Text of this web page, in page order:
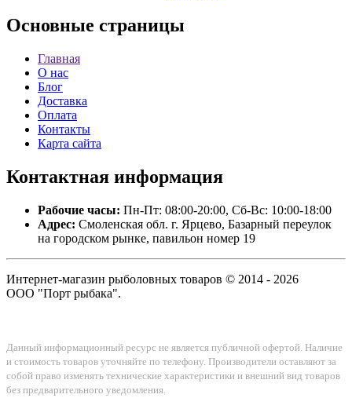
Основные страницы
Главная
О нас
Блог
Доставка
Оплата
Контакты
Карта сайта
Контактная информация
Рабочие часы: Пн-Пт: 08:00-20:00, Сб-Вс: 10:00-18:00
Адрес: Смоленская обл. г. Ярцево, Базарный переулок
на городском рынке, павильон номер 19
Интернет-магазин рыболовных товаров © 2014 - 2026
ООО "Порт рыбака".
Данный информационный ресурс не является публичной офертой. Наличие
и стоимость товаров уточняйте по телефону. Производители оставляют за
собой право изменять технические характеристики и внешний вид товаров
без предварительного уведомления.